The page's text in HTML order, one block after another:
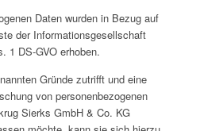
Daten wurden in Bezug auf
der Informationsgesellschaft
1 DS-GVO erhoben.
Gründe zutrifft und eine
von personenbezogenen
Sierks GmbH & Co. KG